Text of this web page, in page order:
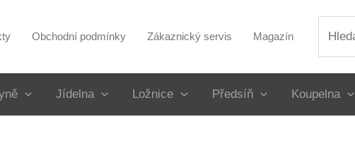
Obchodní podmínky Zákaznický servis Magazín
Jídelna Ložnice Předsíň Koupelna